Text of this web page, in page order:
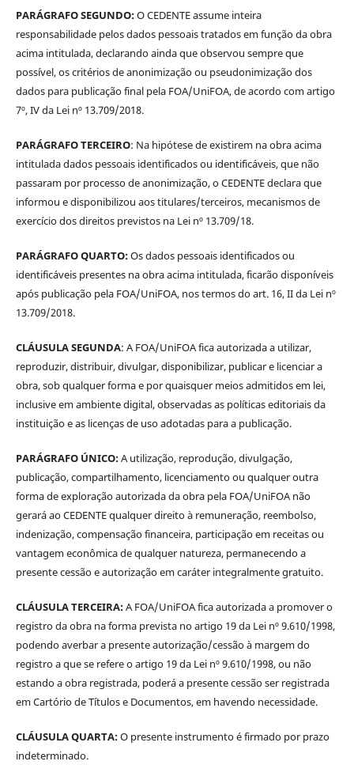
PARÁGRAFO SEGUNDO:O CEDENTE assume inteira
responsabilidade pelos dados pessoais tratados em função da obra
acima intitulada, declarando ainda que observou sempre que
possível, os critérios de anonimização ou pseudonimização dos
dados para publicação final pela FOA/UniFOA, de acordo com artigo
7º, IV da Lei nº 13.709/2018.
PARÁGRAFO TERCEIRO: Na hipótese de existirem na obra acima
intitulada dados pessoais identificados ou identificáveis, que não
passaram por processo de anonimização, o CEDENTE declara que
informou e disponibilizou aos titulares/terceiros, mecanismos de
exercício dos direitos previstos na Lei nº 13.709/18.
PARÁGRAFO QUARTO:Os dados pessoais identificados ou
identificáveis presentes na obra acima intitulada, ficarão disponíveis
após publicação pela FOA/UniFOA, nos termos do art. 16, II da Lei nº
13.709/2018.
CLÁUSULA SEGUNDA: A FOA/UniFOA fica autorizada a utilizar,
reproduzir, distribuir, divulgar, disponibilizar, publicar e licenciar a
obra, sob qualquer forma e por quaisquer meios admitidos em lei,
inclusive em ambiente digital, observadas as políticas editoriais da
instituição e as licenças de uso adotadas para a publicação.
PARÁGRAFO ÚNICO:A utilização, reprodução, divulgação,
publicação, compartilhamento, licenciamento ou qualquer outra
forma de exploração autorizada da obra pela FOA/UniFOA não
gerará ao CEDENTE qualquer direito à remuneração, reembolso,
indenização, compensação financeira, participação em receitas ou
vantagem econômica de qualquer natureza, permanecendo a
presente cessão e autorização em caráter integralmente gratuito.
CLÁUSULA TERCEIRA:A FOA/UniFOA fica autorizada a promover o
registro da obra na forma prevista no artigo 19 da Lei nº 9.610/1998,
podendo averbar a presente autorização/cessão à margem do
registro a que se refere o artigo 19 da Lei nº 9.610/1998, ou não
estando a obra registrada, poderá a presente cessão ser registrada
em Cartório de Títulos e Documentos, em havendo necessidade.
CLÁUSULA QUARTA:O presente instrumento é firmado por prazo
indeterminado.